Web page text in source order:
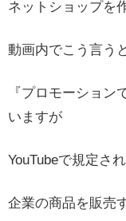
ネットショップを
動画内でこう言う
『プロモーション
いますが
YouTubeで規定さ
企業の商品を販売